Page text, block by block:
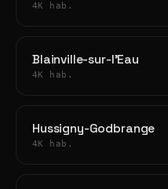
4K hab.
Blainville-sur-l'Eau
4K hab.
Hussigny-Godbrange
4K hab.